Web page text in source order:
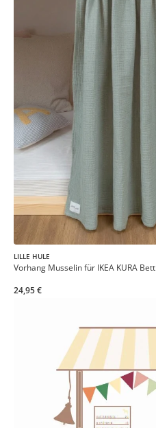
LILLE HULE
Vorhang Musselin für IKEA KURA Bett
24,95 €